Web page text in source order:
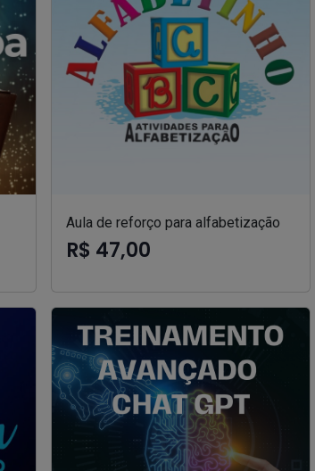
Aula de reforço para alfabetização
R$ 47,00